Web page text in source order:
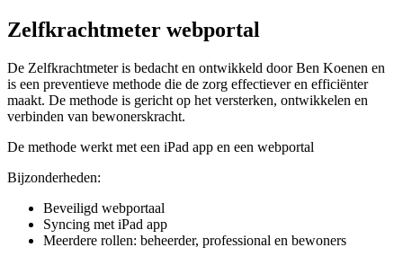
Zelfkrachtmeter webportal
De Zelfkrachtmeter is bedacht en ontwikkeld door Ben Koenen en
is een preventieve methode die de zorg effectiever en efficiënter
maakt. De methode is gericht op het versterken, ontwikkelen en
verbinden van bewonerskracht.
De methode werkt met een iPad app en een webportal
Bijzonderheden:
Beveiligd webportaal
Syncing met iPad app
Meerdere rollen: beheerder, professional en bewoners